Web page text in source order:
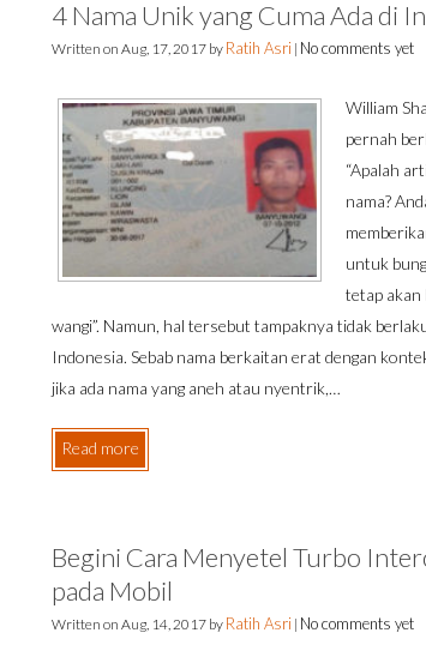
4 Nama Unik yang Cuma Ada di
Written on Aug, 17, 2017 by Ratih Asri | No comments yet
William
pernah
“Apalah
nama?
untuk
tetap akan
wangi”. Namun, hal tersebut tampaknya tidak
Indonesia. Sebab nama berkaitan erat dengan
jika ada nama yang aneh atau nyentrik,…
Read more
Begini Cara Menyetel Turbo
pada Mobil
Written on Aug, 14, 2017 by Ratih Asri | No comments yet